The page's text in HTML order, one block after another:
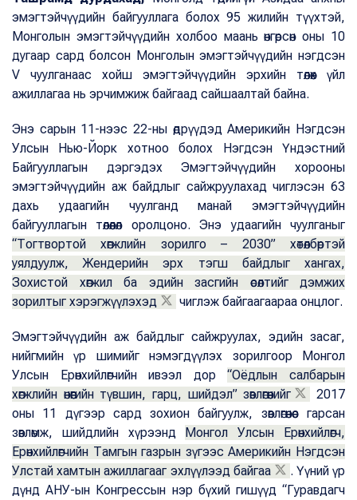
эмэгтэйчүүдийн байгууллага болох 95 жилийн түүхтэй,
Монголын эмэгтэйчүүдийн холбоо маань өнгөрсөн оны 10
дугаар сард болсон Монголын эмэгтэйчүүдийн нэгдсэн
V чуулганаас хойш эмэгтэйчүүдийн эрхийн төлөөх үйл
ажиллагаа нь эрчимжиж байгаад сайшаалтай байна.
Энэ сарын 11-нээс 22-ны өдрүүдэд Америкийн Нэгдсэн
Улсын Нью-Йорк хотноо болох Нэгдсэн Үндэстний
Байгууллагын дэргэдэх Эмэгтэйчүүдийн хорооны
эмэгтэйчүүдийн аж байдлыг сайжруулахад чиглэсэн 63
дахь удаагийн чуулганд манай эмэгтэйчүүдийн
байгууллагын төлөөлөл оролцоно. Энэ удаагийн чуулганыг
“Тогтвортой хөгжлийн зорилго – 2030” хөтөлбөртэй
уялдуулж, Жендерийн эрх тэгш байдлыг хангах,
Зохистой хөгжил ба эдийн засгийн өсөлтийг дэмжих
зорилтыг хэрэгжүүлэхэд
чиглэж байгаагаараа онцлог.
Эмэгтэйчүүдийн аж байдлыг сайжруулах, эдийн засаг,
нийгмийн үр шимийг нэмэгдүүлэх зорилгоор Монгол
Улсын Ерөнхийлөгчийн ивээл дор“Оёдлын салбарын
хөгжлийн өнөөгийн түвшин, гарц, шийдэл” зөвлөгөөнийг
2017
оны 11 дүгээр сард зохион байгуулж, зөвлөгөөнөөс гарсан
зөвлөмж, шийдлийн хүрээнд Монгол Улсын Ерөнхийлөгч,
Ерөнхийлөгчийн Тамгын газрын зүгээс Америкийн Нэгдсэн
Улстай хамтын ажиллагааг эхлүүлээд байгаа
. Үүний үр
дүнд АНУ-ын Конгрессын нэр бүхий гишүүд “Гуравдагч